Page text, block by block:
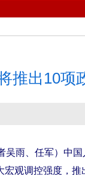
推出10项
雨、任军）中国
宏观调控强度，